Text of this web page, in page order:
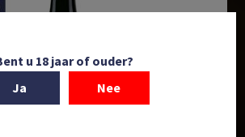
u 18 jaar of ouder?
Ja
Nee